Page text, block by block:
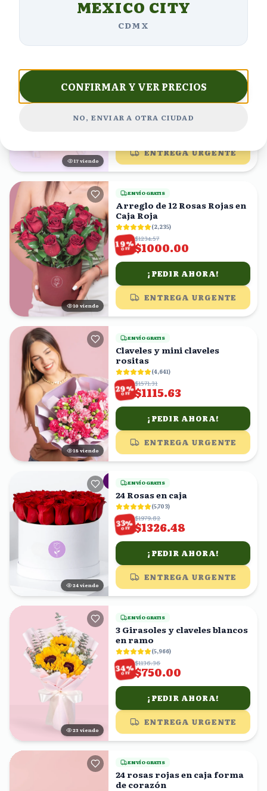
ENTREGA URGENTE
18 viendo
ENVÍO GRATIS
moradas y margaritas
amarillas en ramo
(4,528)
OFF
$1144.37
$812.50
ENTREGA URGENTE
10 viendo
ENVÍO GRATIS
Arreglo de 12 Rosas Rojas en
Caja Roja
(2,235)
19%
OFF
$1234.57
$1000.00
¡PEDIR AHORA!
ENTREGA URGENTE
17 viendo
ENVÍO GRATIS
Claveles y mini claveles
rositas
(4,641)
29%
OFF
$1571.31
$1115.63
¡PEDIR AHORA!
ENTREGA URGENTE
25 viendo
ENVÍO GRATIS
24 Rosas en caja
(5,703)
33%
OFF
$1979.82
$1326.48
¡PEDIR AHORA!
ENTREGA URGENTE
24 viendo
ENVÍO GRATIS
3 Girasoles y claveles blancos
en ramo
(5,966)
34%
OFF
$1136.36
$750.00
¡PEDIR AHORA!
ENTREGA URGENTE
ENVÍO GRATIS
24 rosas rojas en caja forma
de corazón
MEXICO CITY
CDMX
CONFIRMAR Y VER PRECIOS
NO, ENVIAR A OTRA CIUDAD